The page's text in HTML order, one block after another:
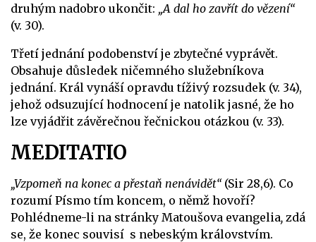
druhým nadobro ukončit: „A dal ho zavřít do vězení“
(v. 30).
Třetí jednání podobenství je zbytečné vyprávět.
Obsahuje důsledek ničemného služebníkova
jednání. Král vynáší opravdu tíživý rozsudek (v. 34),
jehož odsuzující hodnocení je natolik jasné, že ho
lze vyjádřit závěrečnou řečnickou otázkou (v. 33).
MEDITATIO
„Vzpomeň na konec a přestaň nenávidět“ (Sir 28,6). Co
rozumí Písmo tím koncem, o němž hovoří?
Pohlédneme-li na stránky Matoušova evangelia, zdá
se, že konec souvisí s nebeským královstvím.